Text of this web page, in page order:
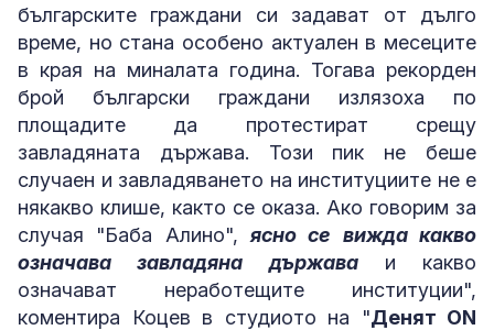
българските граждани си задават от дълго
време, но стана особено актуален в месеците
в края на миналата година. Тогава рекорден
брой български граждани излязоха по
площадите да протестират срещу
завладяната държава. Този пик не беше
случаен и завладяването на институциите не е
някакво клише, както се оказа. Ако говорим за
случая "Баба Алино", ясно се вижда какво
означава завладяна държаваи какво
означават неработещите институции",
коментира Коцев в студиото на "Денят ON